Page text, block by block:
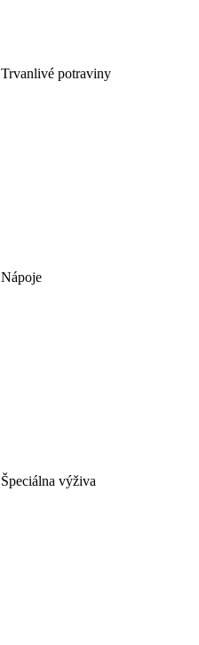
Trvanlivé potraviny
Nápoje
Špeciálna výživa